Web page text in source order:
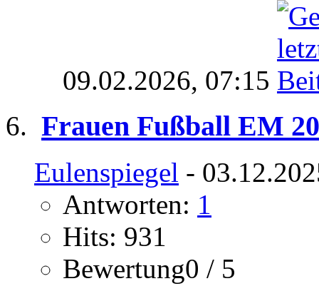
09.02.2026, 07:15
Frauen Fußball EM
Eulenspiegel -
Antworten: 1
Hits: 931
Bewertung0 / 5